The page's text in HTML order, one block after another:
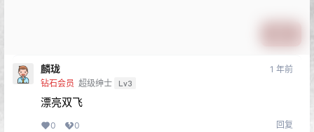
麟珑
钻石会员 超级绅士 Lv3
1 年前
漂亮双飞
0 0 回复